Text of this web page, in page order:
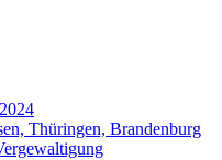
Thüringen, Brandenburg